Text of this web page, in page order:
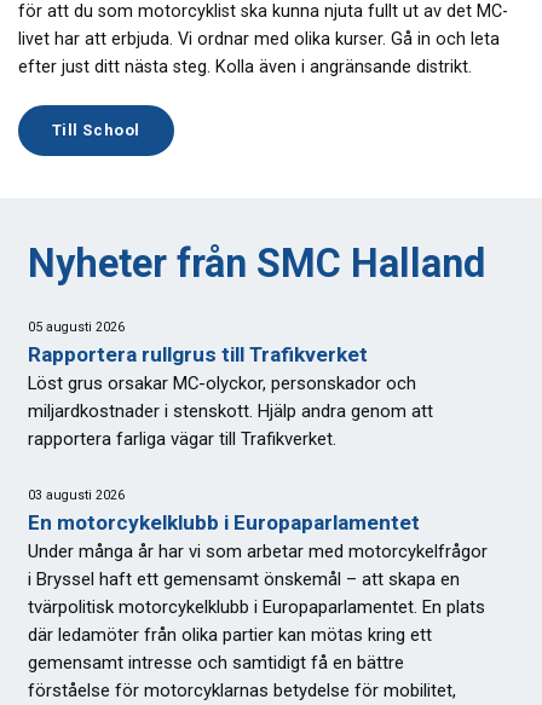
för att du som motorcyklist ska kunna njuta fullt ut av det MC-
livet har att erbjuda. Vi ordnar med olika kurser. Gå in och leta
efter just ditt nästa steg. Kolla även i angränsande distrikt.
Till School
Nyheter från SMC Halland
05 augusti 2026
Rapportera rullgrus till Trafikverket
Löst grus orsakar MC-olyckor, personskador och
miljardkostnader i stenskott. Hjälp andra genom att
rapportera farliga vägar till Trafikverket.
03 augusti 2026
En motorcykelklubb i Europaparlamentet
Under många år har vi som arbetar med motorcykelfrågor
i Bryssel haft ett gemensamt önskemål – att skapa en
tvärpolitisk motorcykelklubb i Europaparlamentet. En plats
där ledamöter från olika partier kan mötas kring ett
gemensamt intresse och samtidigt få en bättre
förståelse för motorcyklarnas betydelse för mobilitet,